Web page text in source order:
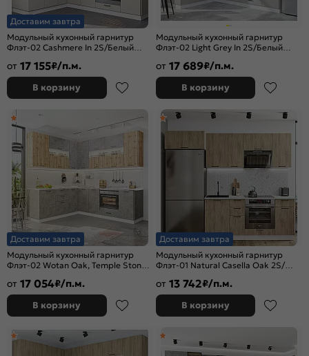
Доставим завтра
Модульный кухонный гарнитур
Флэт-02 Cashmere In 2S/Белый
от 17 155₽/п.м.
В корзину
Модульный кухонный гарнитур
Флэт-02 Light Grey In 2S/Белый
от 17 689₽/п.м.
В корзину
Доставим завтра
Модульный кухонный гарнитур
Флэт-02 Wotan Oak, Temple Stone/
от 17 054₽/п.м.
В корзину
Доставим завтра
Модульный кухонный гарнитур
Флэт-01 Natural Casella Oak 2S/
от 13 742₽/п.м.
В корзину